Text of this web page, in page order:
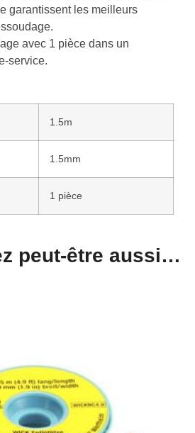
garantissent les meilleurs
avec 1 pièce dans un
service.
1.5m
1.5mm
1 pièce
peut-être aussi…